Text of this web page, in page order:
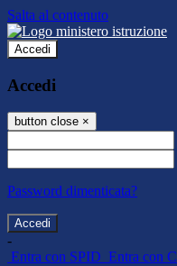
Salta al contenuto
Accedi
Accedi
button close ×
Password dimenticata?
-
Entra con SPID Entra con